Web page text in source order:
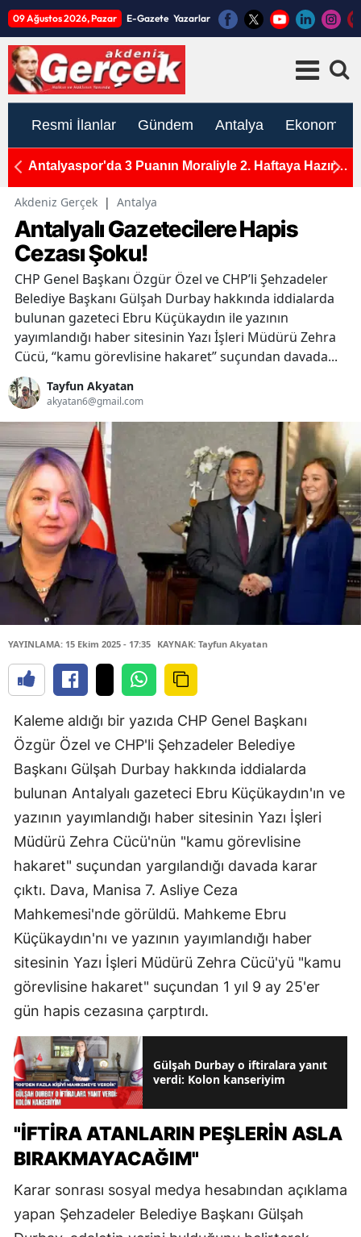
09 Ağustos 2026, Pazar E-Gazete Yazarlar
Resmi İlanlar Gündem Antalya Ekonomi
Antalyaspor'da 3 Puanın Moraliyle 2. Haftaya Hazırlık
Akdeniz Gerçek | Antalya
Antalyalı Gazetecilere Hapis
Cezası Şoku!
CHP Genel Başkanı Özgür Özel ve CHP’li Şehzadeler
Belediye Başkanı Gülşah Durbay hakkında iddialarda
bulunan gazeteci Ebru Küçükaydın ile yazının
yayımlandığı haber sitesinin Yazı İşleri Müdürü Zehra
Cücü, “kamu görevlisine hakaret” suçundan davada...
Tayfun Akyatan
akyatan6@gmail.com
YAYINLAMA: 15 Ekim 2025 - 17:35 KAYNAK: Tayfun Akyatan
Kaleme aldığı bir yazıda CHP Genel Başkanı
Özgür Özel ve CHP'li Şehzadeler Belediye
Başkanı Gülşah Durbay hakkında iddialarda
bulunan Antalyalı gazeteci Ebru Küçükaydın'ın ve
yazının yayımlandığı haber sitesinin Yazı İşleri
Müdürü Zehra Cücü'nün "kamu görevlisine
hakaret" suçundan yargılandığı davada karar
çıktı. Dava, Manisa 7. Asliye Ceza
Mahkemesi'nde görüldü. Mahkeme Ebru
Küçükaydın'nı ve yazının yayımlandığı haber
sitesinin Yazı İşleri Müdürü Zehra Cücü'yü "kamu
görevlisine hakaret" suçundan 1 yıl 9 ay 25'er
gün hapis cezasına çarptırdı.
Gülşah Durbay o iftiralara yanıt
verdi: Kolon kanseriyim
"İFTİRA ATANLARIN PEŞLERİN ASLA
BIRAKMAYACAĞIM"
Karar sonrası sosyal medya hesabından açıklama
yapan Şehzadeler Belediye Başkanı Gülşah